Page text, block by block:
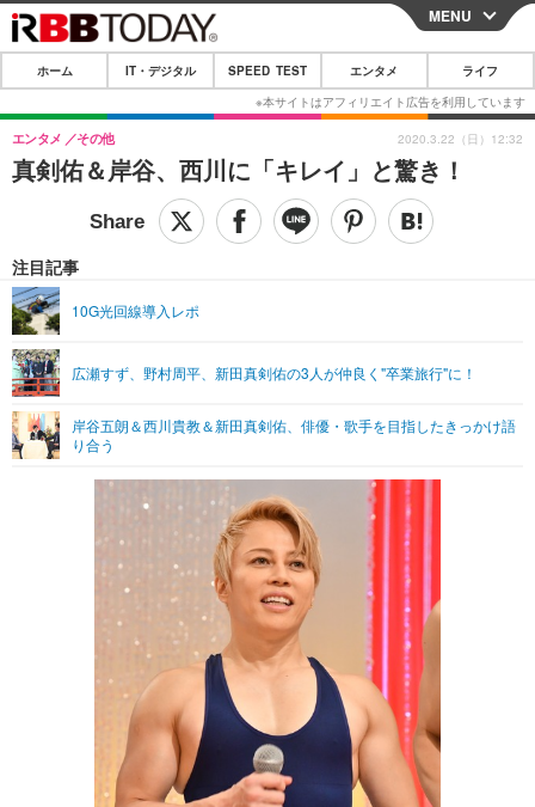
CLOSE
ホーム
IT・デジタル
IT・デジタルTOP スマートフォン
ネタ ガジェット・ツール
SPEED TEST
エンタメ
音楽 スポーツ
グラビア ブログ
ライフ
ペット ショッピング
その他
リリース一覧
プッシュ通知の停止方法
MENU
ホーム IT・デジタル SPEED TEST エンタメ ライフ
真剣佑＆岸谷、西川に「キレイ」と驚き！
エンタメ その他
注目記事
10G光回線導入レポ
広瀬すず、野村周平、新田真剣佑の3人が仲良く"卒業旅行"に！
岸谷五朗＆西川貴教＆新田真剣佑、俳優・歌手を目指したきっかけ語
り合う
2020.3.22（日）12:32